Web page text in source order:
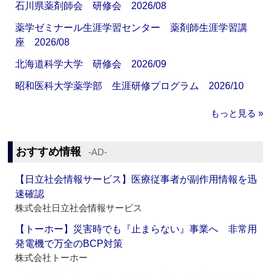
石川県薬剤師会 研修会 2026/08
薬学ゼミナール生涯学習センター 薬剤師生涯学習講
座 2026/08
北海道科学大学 研修会 2026/09
昭和医科大学薬学部 生涯研修プログラム 2026/10
もっと見る »
おすすめ情報 ‐AD‐
【日立社会情報サービス】医療従事者が副作用情報を迅
速確認
株式会社日立社会情報サービス
【トーホー】災害時でも『止まらない』事業へ 非常用
発電機で万全のBCP対策
株式会社トーホー